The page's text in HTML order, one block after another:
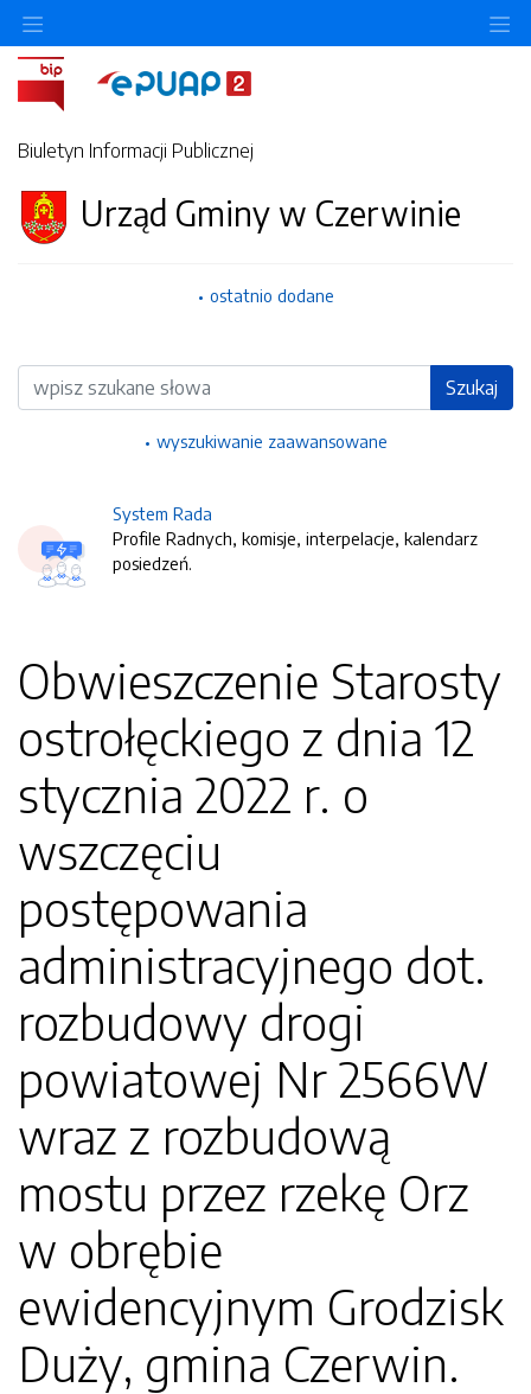
Biuletyn Informacji Publicznej
Urząd Gminy w Czerwinie
ostatnio dodane
Wyszukiwarka Szukaj
wyszukiwanie zaawansowane
System Rada
Profile Radnych, komisje, interpelacje, kalendarz
posiedzeń.
Obwieszczenie Starosty
ostrołęckiego z dnia 12
stycznia 2022 r. o
wszczęciu
postępowania
administracyjnego dot.
rozbudowy drogi
powiatowej Nr 2566W
wraz z rozbudową
mostu przez rzekę Orz
w obrębie
ewidencyjnym Grodzisk
Duży, gmina Czerwin.